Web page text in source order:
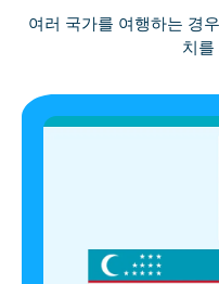
여러 국가를 여행하는 경
치를